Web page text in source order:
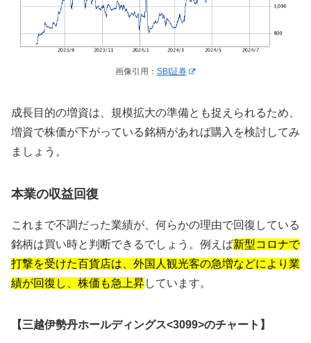
画像引用： SBI証券
成長目的の増資は、規模拡大の準備とも捉えられるため、
増資で株価が下がっている銘柄があれば購入を検討してみ
ましょう。
本業の収益回復
これまで不調だった業績が、何らかの理由で回復している
銘柄は買い時と判断できるでしょう。例えば新型コロナで
打撃を受けた百貨店は、外国人観光客の急増などにより業
績が回復し、株価も急上昇しています。
【三越伊勢丹ホールディングス<3099>のチャート】